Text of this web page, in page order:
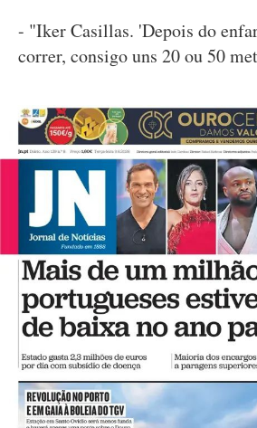
- "Iker Casillas. 'Depois do
correr, consigo uns 20 ou 50